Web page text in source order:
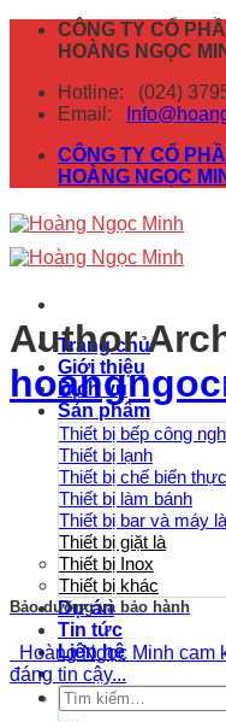
Skip
CÔNG TY CỔ
HOÀNG NGỌC
Hotline: (024)
Email:
CÔNG TY CỔ
HOÀNG NGỌC
Trang chủ
Giới thiệu
Dịch vụ
Sản phẩm
Thiết bị bếp công
Thiết bị lạnh
Thiết bị chế biến
Thiết bị làm bánh
Thiết bị bar và máy
Thiết bị giặt là
Thiết bị Inox
Thiết bị khác
Dự án
Tin tức
Liên hệ
Tìm
kiếm:
Author
Bảo dưỡng và bảo hành
Hoàng Ngọc Minh cam
đáng tin cậy...